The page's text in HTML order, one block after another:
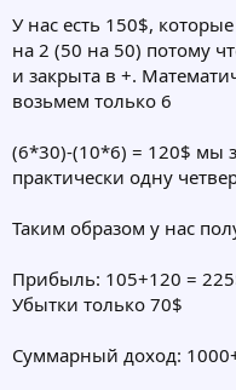
У нас есть 150$,
на 2 (50 на 50) потому
и закрыта в +.
возьмем только 6
(6*30)-(10*6) = 120$ мы
практически одну
Таким образом у нас
Прибыль: 105+120 =
Убытки только 70$
Суммарный доход: